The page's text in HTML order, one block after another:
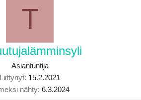
T
Asiantuntija
Liittynyt 15.2.2021
nähty 6.3.2024